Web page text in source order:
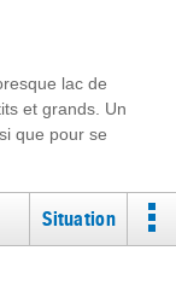
lac de
et grands. Un
que pour se
Situation